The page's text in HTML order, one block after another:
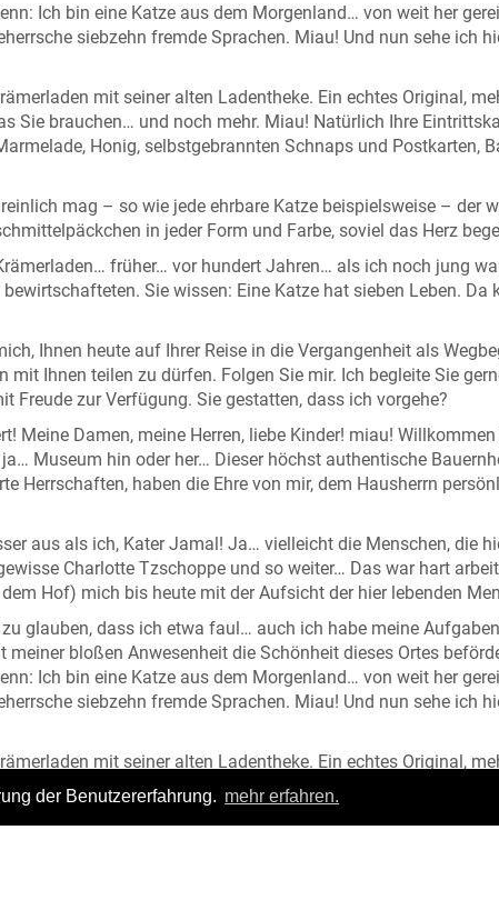
der Benutzererfahrung. mehr erfahren.
Ich bin eine Katze aus dem Morgenland… von weit her
siebzehn fremde Sprachen. Miau! Und nun sehe ich
mit seiner alten Ladentheke. Ein echtes Original,
Sie brauchen… und noch mehr. Miau! Natürlich Ihre
Honig, selbstgebrannten Schnaps und Postkarten,
mag – so wie jede ehrbare Katze beispielsweise – der
in jeder Form und Farbe, soviel das Herz
früher… vor hundert Jahren… als ich noch jung
Sie wissen: Eine Katze hat sieben Leben.
Ihnen heute auf Ihrer Reise in die Vergangenheit als
mit Ihnen teilen zu dürfen. Folgen Sie mir. Ich begleite Sie
Freude zur Verfügung. Sie gestatten, dass ich vorgehe?
Meine Damen, meine Herren, liebe Kinder! miau!
Museum hin oder her… Dieser höchst authentische
Herrschaften, haben die Ehre von mir, dem Hausherrn
aus als ich, Kater Jamal! Ja… vielleicht die Menschen, die
Charlotte Tzschoppe und so weiter… Das war hart
Hof) mich bis heute mit der Aufsicht der hier lebenden
glauben, dass ich etwa faul… auch ich habe meine
bloßen Anwesenheit die Schönheit dieses Ortes
Ich bin eine Katze aus dem Morgenland… von weit her
siebzehn fremde Sprachen. Miau! Und nun sehe ich
mit seiner alten Ladentheke. Ein echtes Original,
Sie brauchen… und noch mehr. Miau! Natürlich Ihre
Honig, selbstgebrannten Schnaps und Postkarten,